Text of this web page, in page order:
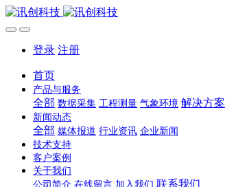
登录 注册
首页
产品与服务
全部 数据采集 工程测量 气象环境 解决方案
新闻动态
全部 媒体报道 行业资讯 企业新闻
技术支持
客户案例
关于我们
公司简介 在线留言 加入我们 联系我们